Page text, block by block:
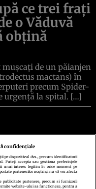
ce trei frați
o Văduvă
obțină
de un păianjen
mactans) în
precum Spider-
urgență la spital. […]
cookiesTermeni şi condiţii
Setări Cookies
confidențiale
pe dispozitivul dvs., precum identificatorii
Puteți accepta sau gestiona preferințele
unui interes legitim în orice moment pe
partenerilor noștri și nu vă vor afecta
publicitate partenere, precum si furnizorii
website-ului sa functioneze, pentru a